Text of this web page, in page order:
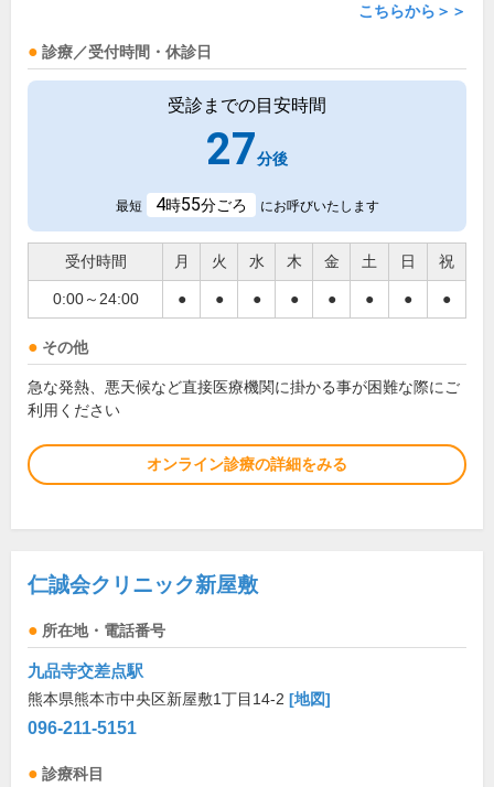
こちらから＞＞
診療／受付時間・休診日
受診までの目安時間
27分後
最短 4時55分ごろ にお呼びいたします
受付時間 月 火 水 木 金 土 日 祝
0:00～24:00 ● ● ● ● ● ● ● ●
その他
急な発熱、悪天候など直接医療機関に掛かる事が困難な際にご
利用ください
オンライン診療の詳細をみる
仁誠会クリニック新屋敷
所在地・電話番号
九品寺交差点駅
熊本県熊本市中央区新屋敷1丁目14-2 [地図]
096-211-5151
診療科目